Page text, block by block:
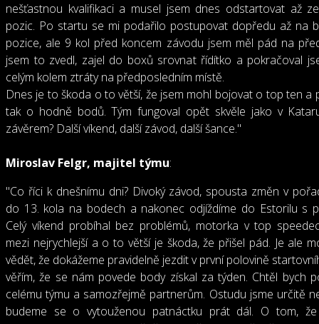
nešťastnou kvalifikaci a musel jsem dnes odstartovat až
pozic. Po startu se mi podařilo postupovat dopředu až na
pozice, ale 9 kol před koncem závodu jsem měl pád na
jsem to zvedl, zajel do boxů srovnat řídítko a pokračoval
celým kolem ztráty na předposledním místě.
Dnes je to škoda o to větší, že jsem mohl bojovat o top ten a
tak o hodně bodů. Tým fungoval opět skvěle jako v
závěrem? Další víkend, další závod, další šance."
Miroslav Felgr, majitel týmu:
"Co říci k dnešnímu dni? Divoký závod, spousta změn v
do 13. kola na bodech a nakonec odjíždíme do Estorilu s
Celý víkend probíhal bez problémů, motorka v top
mezi nejrychlejší a o to větší je škoda, že přišel pád. Je ale
vědět, že dokážeme pravidelně jezdit v první polovině
věřím, že se nám povede body získal za týden. Chtěl bych
celému týmu a samozřejmě partnerům. Ostudu jsme určitě
budeme se o vytouženou patnáctku prát dál. O tom,